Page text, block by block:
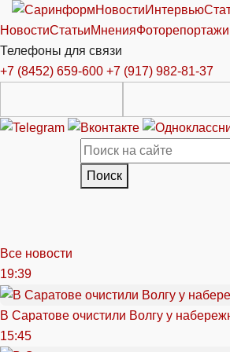
НовостиИнтервью
НовостиСтатьиМненияФоторепортажи
Телефоны для связи
+7 (8452) 659-600 +7 (917) 982-81-37
Поиск
Все новости
19:39
В Саратове очистили Волгу у
15:45